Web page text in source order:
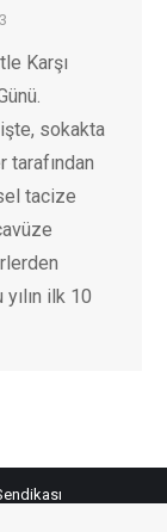
Karşı
işte, sokakta
tarafından
tacize
ilk 10